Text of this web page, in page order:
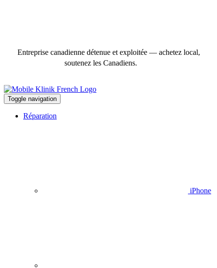
Entreprise canadienne détenue et exploitée — achetez local,
soutenez les Canadiens.
Toggle navigation
Réparation
iPhone